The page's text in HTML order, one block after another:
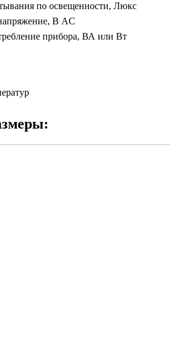
по освещенности, Люкс
В AC
прибора, ВА или Вт